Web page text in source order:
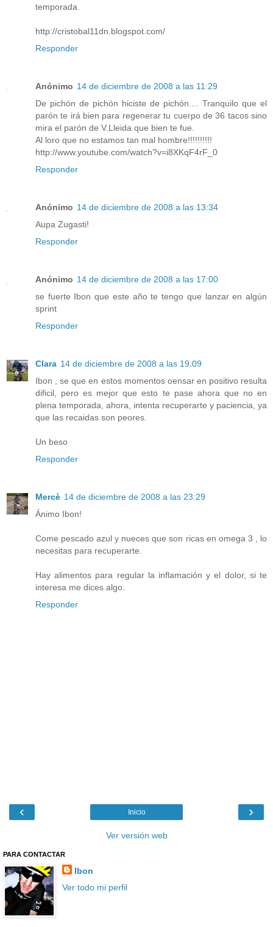
temporada.
http://cristobal11dn.blogspot.com/
Responder
Anónimo 14 de diciembre de 2008 a las 11:29
De pichón de pichón hiciste de pichón.... Tranquilo que el
parón te irá bien para regenerar tu cuerpo de 36 tacos sino
mira el parón de V.Lleida que bien te fue.
Al loro que no estamos tan mal hombre!!!!!!!!!!
http://www.youtube.com/watch?v=i8XKqF4rF_0
Responder
Anónimo 14 de diciembre de 2008 a las 13:34
Aupa Zugasti!
Responder
Anónimo 14 de diciembre de 2008 a las 17:00
se fuerte Ibon que este año te tengo que lanzar en algún
sprint
Responder
Clara 14 de diciembre de 2008 a las 19:09
Ibon , se que en estos momentos oensar en positivo resulta
dificil, pero es mejor que esto te pase ahora que no en
plena temporada, ahora, intenta recuperarte y paciencia, ya
que las recaidas son peores.
Un beso
Responder
Mercè 14 de diciembre de 2008 a las 23:29
Ánimo Ibon!
Come pescado azul y nueces que son ricas en omega 3 , lo
necesitas para recuperarte.
Hay alimentos para regular la inflamación y el dolor, si te
interesa me dices algo.
Responder
‹ ›
Inicio
Ver versión web
PARA CONTACTAR
Ibon
Ver todo mi perfil